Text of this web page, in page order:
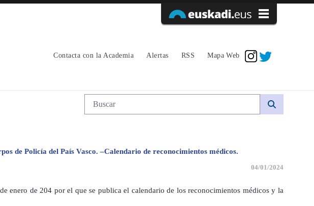
Contacta con la Academia Alertas RSS Mapa Web
Búsqueda web
de Policía del País Vasco. –Calendario de reconocimientos médicos.
04/01/2024
enero de 204 por el que se publica el calendario de los reconocimientos médicos y la